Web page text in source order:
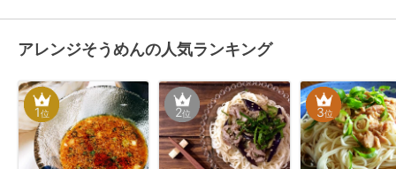
アレンジそうめんの人気ランキング
1位 2位 3位